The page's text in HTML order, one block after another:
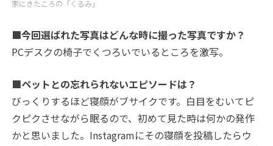
家にきたころの「くるみ」
■今回選ばれた写真はどんな時に撮った写真ですか？
PCデスクの椅子でくつろいでいるところを激写。
■ペットとの忘れられないエピソードは？
びっくりするほど寝顔がブサイクです。白目をむいてピ
クピクさせながら眠るので、初めて見た時は何かの発作
かと思いました。Instagramにその寝顔を投稿したらウ